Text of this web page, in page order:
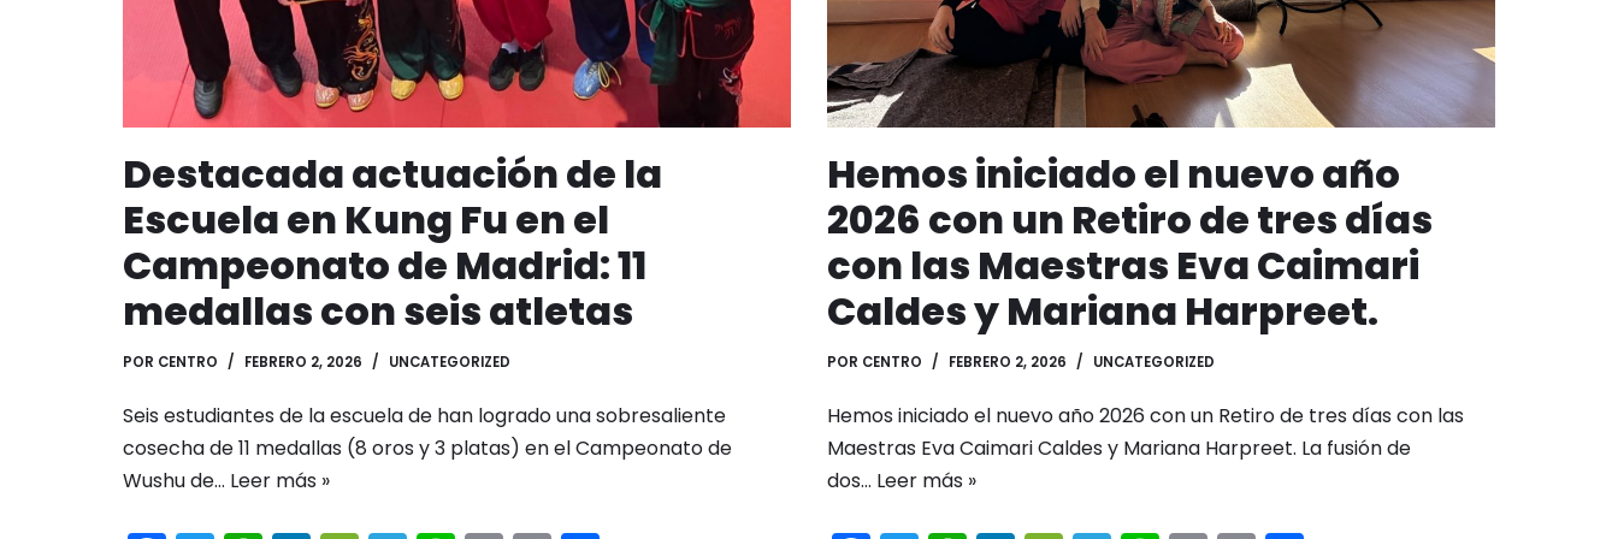
Destacada actuación de la
Escuela en Kung Fu en el
Campeonato de Madrid: 11
medallas con seis atletas
POR CENTRO FEBRERO 2, 2026 UNCATEGORIZED
Seis estudiantes de la escuela de han logrado una sobresaliente
cosecha de 11 medallas (8 oros y 3 platas) en el Campeonato de
Wushu de… Leer más »
Hemos iniciado el nuevo año
2026 con un Retiro de tres días
con las Maestras Eva Caimari
Caldes y Mariana Harpreet.
POR CENTRO FEBRERO 2, 2026 UNCATEGORIZED
Hemos iniciado el nuevo año 2026 con un Retiro de tres días con las
Maestras Eva Caimari Caldes y Mariana Harpreet. La fusión de
dos… Leer más »